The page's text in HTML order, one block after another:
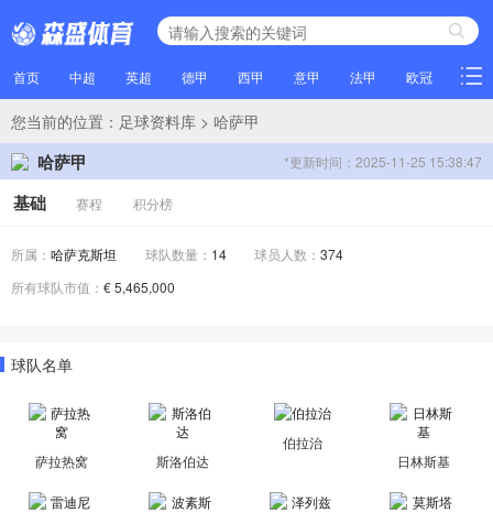
首页 中超 英超 德甲 西甲 意甲 法甲 欧冠 NBA
您当前的位置： 足球资料库 > 哈萨甲
哈萨甲 *更新时间：2025-11-25 15:38:47
基础 赛程 积分榜
所属： 哈萨克斯坦 球队数量： 14 球员人数：374
所有球队市值： € 5,465,000
球队名单
萨拉热窝 斯洛伯达
伯拉治
日林斯基